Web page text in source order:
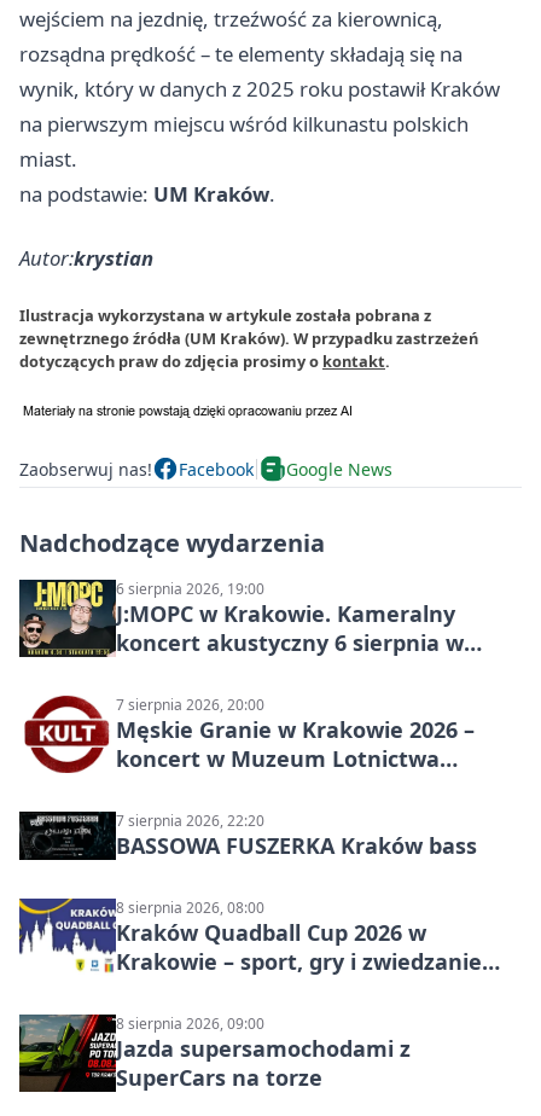
wejściem na jezdnię, trzeźwość za kierownicą,
rozsądna prędkość – te elementy składają się na
wynik, który w danych z 2025 roku postawił Kraków
na pierwszym miejscu wśród kilkunastu polskich
miast.
na podstawie: UM Kraków.
Autor:krystian
Ilustracja wykorzystana w artykule została pobrana z
zewnętrznego źródła (UM Kraków). W przypadku zastrzeżeń
dotyczących praw do zdjęcia prosimy o kontakt.
Zaobserwuj nas! Facebook Google News
Nadchodzące wydarzenia
6 sierpnia 2026, 19:00
J:МОРС w Krakowie. Kameralny
koncert akustyczny 6 sierpnia w
7 sierpnia 2026, 20:00
Męskie Granie w Krakowie 2026 –
koncert w Muzeum Lotnictwa
7 sierpnia 2026, 22:20
BASSOWA FUSZERKA Kraków bass
8 sierpnia 2026, 08:00
Kraków Quadball Cup 2026 w
Krakowie – sport, gry i zwiedzanie
8 sierpnia 2026, 09:00
Jazda supersamochodami z
SuperCars na torze